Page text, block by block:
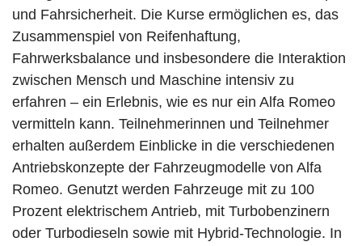
und Fahrsicherheit. Die Kurse ermöglichen es, das
Zusammenspiel von Reifenhaftung,
Fahrwerksbalance und insbesondere die Interaktion
zwischen Mensch und Maschine intensiv zu
erfahren – ein Erlebnis, wie es nur ein Alfa Romeo
vermitteln kann. Teilnehmerinnen und Teilnehmer
erhalten außerdem Einblicke in die verschiedenen
Antriebskonzepte der Fahrzeugmodelle von Alfa
Romeo. Genutzt werden Fahrzeuge mit zu 100
Prozent elektrischem Antrieb, mit Turbobenzinern
oder Turbodieseln sowie mit Hybrid-Technologie. In